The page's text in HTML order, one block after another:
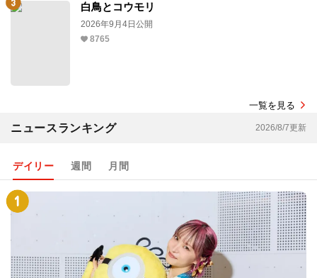
白鳥とコウモリ
2026年9月4日公開
8765
一覧を見る
ニュースランキング 2026/8/7更新
デイリー 週間 月間